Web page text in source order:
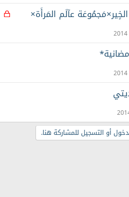
م عآلَم المَرأَة×
أو التسجيل للمشاركة هنا.